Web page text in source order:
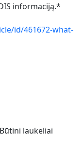
informaciją.*
id/461672-what-
Būtini laukeliai